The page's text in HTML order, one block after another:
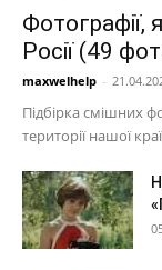
Росії (49
maxwelhelp -
Підбірка смішних
території нашої